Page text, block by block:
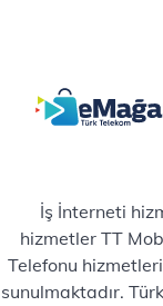
İş İnterneti
hizmetler TT
Telefonu
sunulmaktadır.